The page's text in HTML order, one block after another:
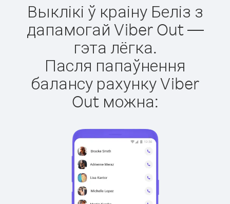
Выклікі ў краіну Беліз з
дапамогай Viber Out —
гэта лёгка.
Пасля папаўнення
балансу рахунку Viber
Out можна: